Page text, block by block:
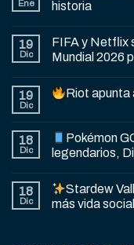
Ene
historia
19
Dic
FIFA y Netflix
Mundial 2026
19
Dic
Riot apunta
18
Dic
Pokémon
legendarios,
18
Dic
Stardew
más vida